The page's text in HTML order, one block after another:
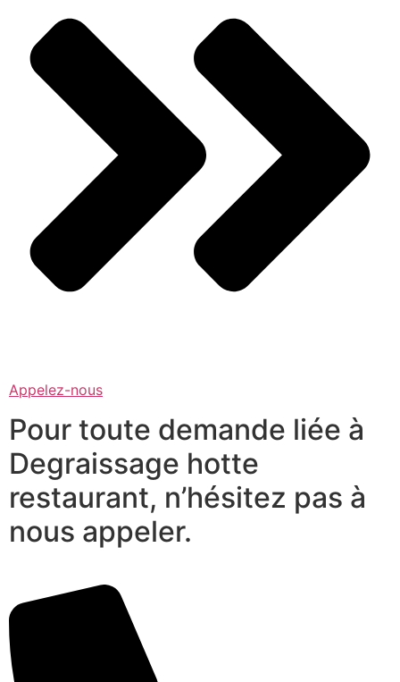
Appelez-nous
Pour toute demande liée à
Degraissage hotte
restaurant, n’hésitez pas à
nous appeler.